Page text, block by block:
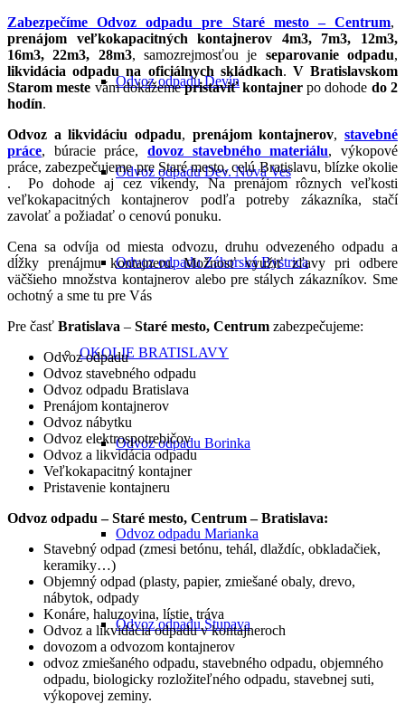
Odvoz odpadu Devín
Odvoz odpadu Dev. Nová Ves
Odvoz odpadu Záhorská Bystrica
OKOLIE BRATISLAVY
Odvoz odpadu Borinka
Odvoz odpadu Marianka
Odvoz odpadu Stupava
Zabezpečíme Odvoz odpadu pre Staré mesto – Centrum,
prenájom veľkokapacitných kontajnerov 4m3, 7m3, 12m3,
16m3, 22m3, 28m3, samozrejmosťou je separovanie odpadu,
likvidácia odpadu na oficiálnych skládkach. V Bratislavskom
Starom meste vám dokážemepristaviť kontajnerpo dohode do 2
hodín.
Odvoz a likvidáciu odpadu, prenájom kontajnerov,stavebné
práce, búracie práce, dovoz stavebného materiálu, výkopové
práce, zabezpečujeme pre Staré mesto, celú Bratislavu, blízke okolie
. Po dohode aj cez víkendy, Na prenájom rôznych veľkosti
veľkokapacitných kontajnerov podľa potreby zákazníka, stačí
zavolať a požiadať o cenovú ponuku.
Cena sa odvíja od miesta odvozu, druhu odvezeného odpadu a
dĺžky prenájmu kontajneru. Možnosť využiť zľavy pri odbere
väčšieho množstva kontajnerov alebo pre stálych zákazníkov. Sme
ochotný a sme tu pre Vás
Pre časť Bratislava – Staré mesto, Centrum zabezpečujeme:
Odvoz odpadu
Odvoz stavebného odpadu
Odvoz odpadu Bratislava
Prenájom kontajnerov
Odvoz nábytku
Odvoz elektrospotrebičov
Odvoz a likvidácia odpadu
Veľkokapacitný kontajner
Pristavenie kontajneru
Odvoz odpadu – Staré mesto, Centrum – Bratislava:
Stavebný odpad (zmesi betónu, tehál, dlaždíc, obkladačiek,
keramiky…)
Objemný odpad (plasty, papier, zmiešané obaly, drevo,
nábytok, odpady
Konáre, haluzovina, lístie, tráva
Odvoz a likvidácia odpadu v kontajneroch
dovozom a odvozom kontajnerov
odvoz zmiešaného odpadu, stavebného odpadu, objemného
odpadu, biologicky rozložiteľného odpadu, stavebnej suti,
výkopovej zeminy.